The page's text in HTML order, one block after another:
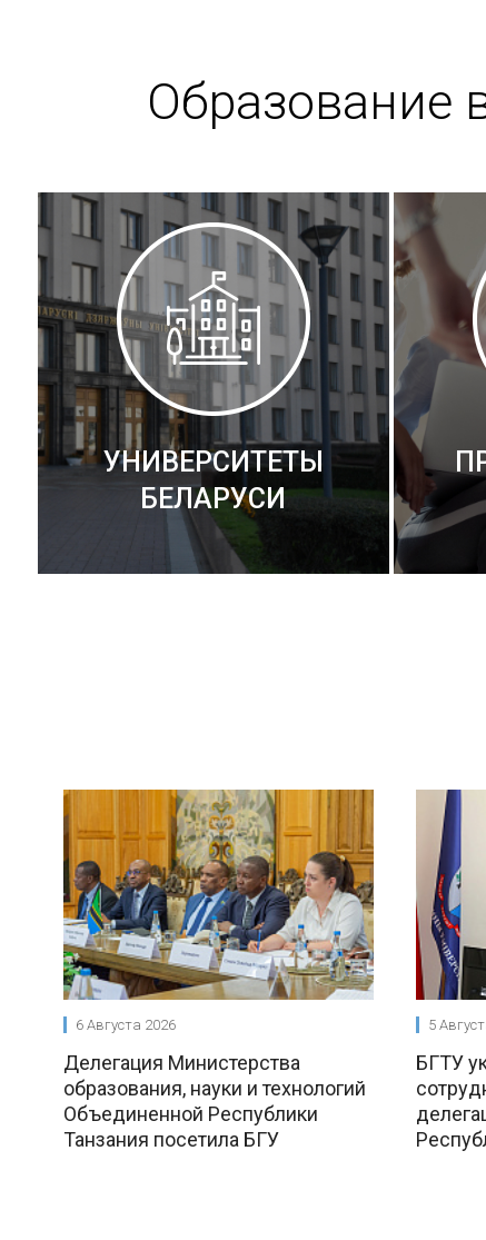
Образование
УНИВЕРСИТЕТЫ
БЕЛАРУСИ
6 Августа 2026
Делегация Министерства
образования, науки и технологий
Объединенной Республики
Танзания посетила БГУ
5
БГТУ